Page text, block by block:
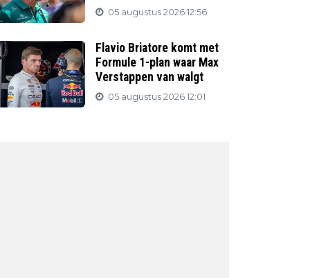
05 augustus 2026 12:56
Flavio Briatore komt met
Formule 1-plan waar Max
Verstappen van walgt
05 augustus 2026 12:01